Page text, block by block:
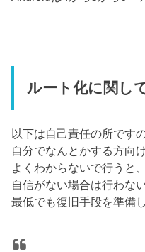
ルート化に関し
以下は自己責任の所です
自分でなんとかする方向
よくわからないで行うと
自信がない場合は行わな
最低でも復旧手段を準備